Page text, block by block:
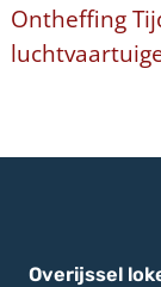
Ontheffing
Overijssel